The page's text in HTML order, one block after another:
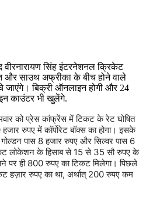
वीरनारायण सिंह इंटरनेशनल क्रिकेट
और साउथ अफ्रीका के बीच होने वाले
बिक्री ऑनलाइन होगी और 24
काउंटर भी खुलेंगे.
को प्रेस कांफ्रेंस में टिकट के रेट घोषित
रुपए में कॉर्पोरेट बॉक्स का होगा। इसके
पास 8 हजार रुपए और सिल्वर पास 6
लोकेशन के हिसाब से 15 से 35 सौ रुपए के
पर ही 800 रुपए का टिकट मिलेगा। पिछले
हज़ार रुपए का था, अर्थात् 200 रुपए कम